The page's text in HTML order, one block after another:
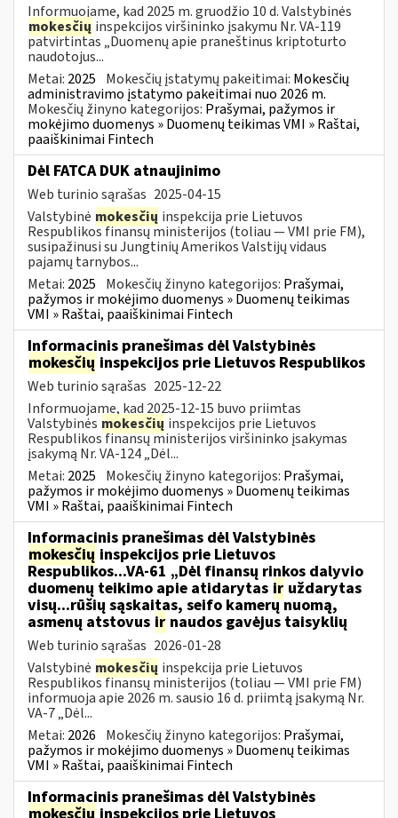
Informuojame, kad 2025 m. gruodžio 10 d. Valstybinės
mokesčių inspekcijos viršininko įsakymu Nr. VA-119
patvirtintas „Duomenų apie praneštinus kriptoturto
naudotojus...
Metai: 2025 Mokesčių įstatymų pakeitimai: Mokesčių
administravimo įstatymo pakeitimai nuo 2026 m.
Mokesčių žinyno kategorijos: Prašymai, pažymos ir
mokėjimo duomenys » Duomenų teikimas VMI » Raštai,
paaiškinimai Fintech
Dėl FATCA DUK atnaujinimo
Web turinio sąrašas 2025-04-15
Valstybinė mokesčių inspekcija prie Lietuvos
Respublikos finansų ministerijos (toliau — VMI prie FM),
susipažinusi su Jungtinių Amerikos Valstijų vidaus
pajamų tarnybos...
Metai: 2025 Mokesčių žinyno kategorijos: Prašymai,
pažymos ir mokėjimo duomenys » Duomenų teikimas
VMI » Raštai, paaiškinimai Fintech
Informacinis pranešimas dėl Valstybinės
mokesčių inspekcijos prie Lietuvos Respublikos
Web turinio sąrašas 2025-12-22
Informuojame, kad 2025-12-15 buvo priimtas
Valstybinės mokesčių inspekcijos prie Lietuvos
Respublikos finansų ministerijos viršininko įsakymas
įsakymą Nr. VA-124 „Dėl...
Metai: 2025 Mokesčių žinyno kategorijos: Prašymai,
pažymos ir mokėjimo duomenys » Duomenų teikimas
VMI » Raštai, paaiškinimai Fintech
Informacinis pranešimas dėl Valstybinės
mokesčių inspekcijos prie Lietuvos
Respublikos...VA-61 „Dėl finansų rinkos dalyvio
duomenų teikimo apie atidarytas ir uždarytas
visų...rūšių sąskaitas, seifo kamerų nuomą,
asmenų atstovus ir naudos gavėjus taisyklių
Web turinio sąrašas 2026-01-28
Valstybinė mokesčių inspekcija prie Lietuvos
Respublikos finansų ministerijos (toliau — VMI prie FM)
informuoja apie 2026 m. sausio 16 d. priimtą įsakymą Nr.
VA-7 „Dėl...
Metai: 2026 Mokesčių žinyno kategorijos: Prašymai,
pažymos ir mokėjimo duomenys » Duomenų teikimas
VMI » Raštai, paaiškinimai Fintech
Informacinis pranešimas dėl Valstybinės
mokesčių inspekcijos prie Lietuvos